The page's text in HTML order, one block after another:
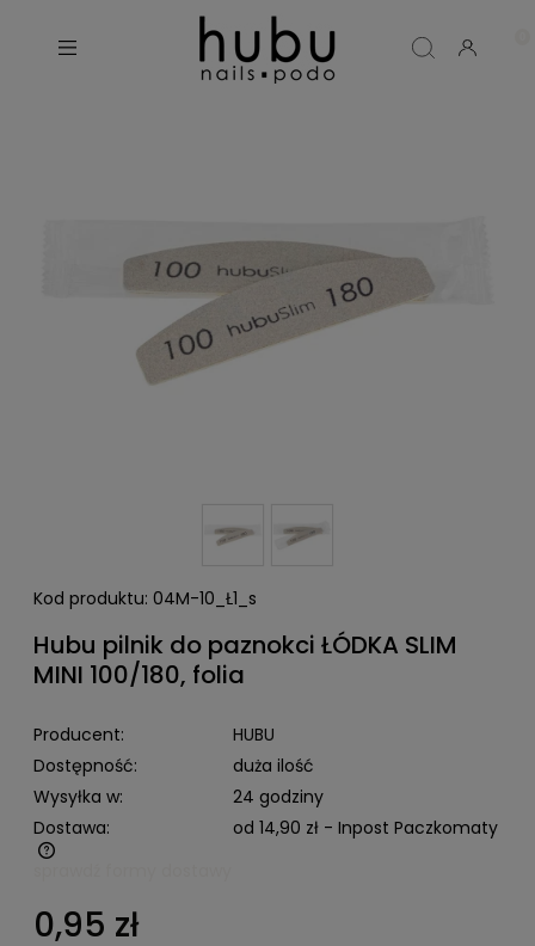
Kod produktu: 04M-10_Ł1_s
Hubu pilnik do paznokci ŁÓDKA SLIM
MINI 100/180, folia
Producent:
HUBU
Dostępność:
duża ilość
Wysyłka w:
24 godziny
Dostawa:
od 14,90 zł - Inpost Paczkomaty
0,95 zł